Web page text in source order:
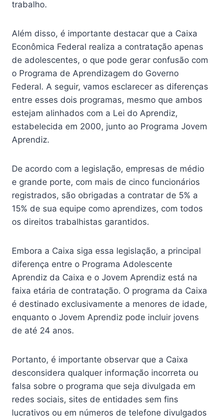
trabalho.
Além disso, é importante destacar que a Caixa
Econômica Federal realiza a contratação apenas
de adolescentes, o que pode gerar confusão com
o Programa de Aprendizagem do Governo
Federal. A seguir, vamos esclarecer as diferenças
entre esses dois programas, mesmo que ambos
estejam alinhados com a Lei do Aprendiz,
estabelecida em 2000, junto ao Programa Jovem
Aprendiz.
De acordo com a legislação, empresas de médio
e grande porte, com mais de cinco funcionários
registrados, são obrigadas a contratar de 5% a
15% de sua equipe como aprendizes, com todos
os direitos trabalhistas garantidos.
Embora a Caixa siga essa legislação, a principal
diferença entre o Programa Adolescente
Aprendiz da Caixa e o Jovem Aprendiz está na
faixa etária de contratação. O programa da Caixa
é destinado exclusivamente a menores de idade,
enquanto o Jovem Aprendiz pode incluir jovens
de até 24 anos.
Portanto, é importante observar que a Caixa
desconsidera qualquer informação incorreta ou
falsa sobre o programa que seja divulgada em
redes sociais, sites de entidades sem fins
lucrativos ou em números de telefone divulgados